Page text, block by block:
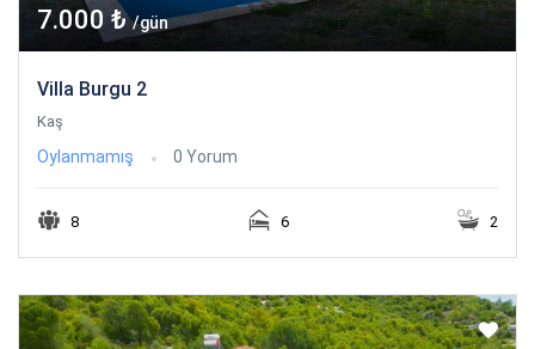
7.000 ₺/gün
Villa Burgu 2
Kaş
Oylanmamış 0 Yorum
8 6 2